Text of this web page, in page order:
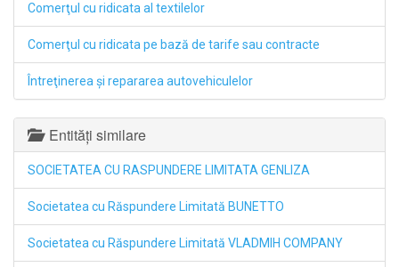
Comerţul cu ridicata al textilelor
Comerţul cu ridicata pe bază de tarife sau contracte
Întreţinerea şi repararea autovehiculelor
Entități similare
SOCIETATEA CU RASPUNDERE LIMITATA GENLIZA
Societatea cu Răspundere Limitată BUNETTO
Societatea cu Răspundere Limitată VLADMIH COMPANY